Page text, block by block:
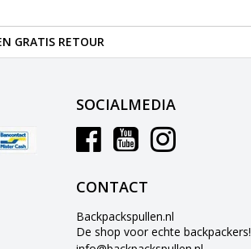
GRATIS RETOUR
SOCIALMEDIA
CONTACT
Backpackspullen.nl
De shop voor echte backpackers!